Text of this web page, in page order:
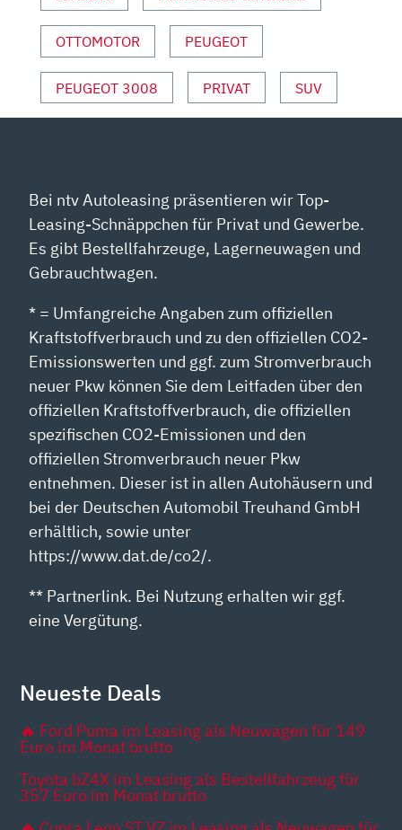
SPORT“
VON
ANZEIGEN
OTTOMOTOR PEUGEOT
PEUGEOT 3008 PRIVAT SUV
Bei ntv Autoleasing präsentieren wir Top-
Leasing-Schnäppchen für Privat und Gewerbe.
Es gibt Bestellfahrzeuge, Lagerneuwagen und
Gebrauchtwagen.
* = Umfangreiche Angaben zum offiziellen
Kraftstoffverbrauch und zu den offiziellen CO2-
Emissionswerten und ggf. zum Stromverbrauch
neuer Pkw können Sie dem Leitfaden über den
offiziellen Kraftstoffverbrauch, die offiziellen
spezifischen CO2-Emissionen und den
offiziellen Stromverbrauch neuer Pkw
entnehmen. Dieser ist in allen Autohäusern und
bei der Deutschen Automobil Treuhand GmbH
erhältlich, sowie unter
https://www.dat.de/co2/.
** Partnerlink. Bei Nutzung erhalten wir ggf.
eine Vergütung.
Neueste Deals
🔥 Ford Puma im Leasing als Neuwagen für 149
Euro im Monat brutto
Toyota bZ4X im Leasing als Bestellfahrzeug für
357 Euro im Monat brutto